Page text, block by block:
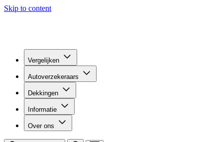
Skip to content
Vergelijken
Autoverzekeraars
Dekkingen
Informatie
Over ons